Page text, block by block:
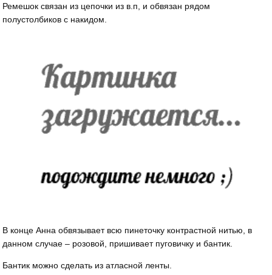
Ремешок связан из цепочки из в.п, и обвязан рядом
полустолбиков с накидом.
В конце Анна обвязывает всю пинеточку контрастной нитью, в
данном случае – розовой, пришивает пуговичку и бантик.
Бантик можно сделать из атласной ленты.